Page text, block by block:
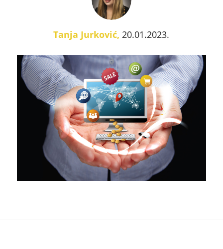
Tanja Jurković,20.01.2023.